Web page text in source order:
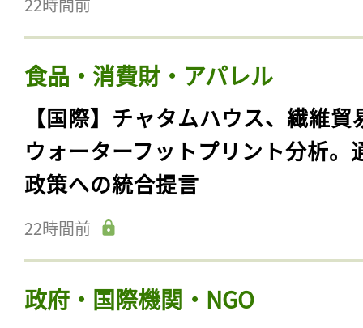
食品・消費財・アパレル
【国際】チャタムハウス、繊維貿
ウォーターフットプリント分析。
政策への統合提言
22時間前
政府・国際機関・NGO